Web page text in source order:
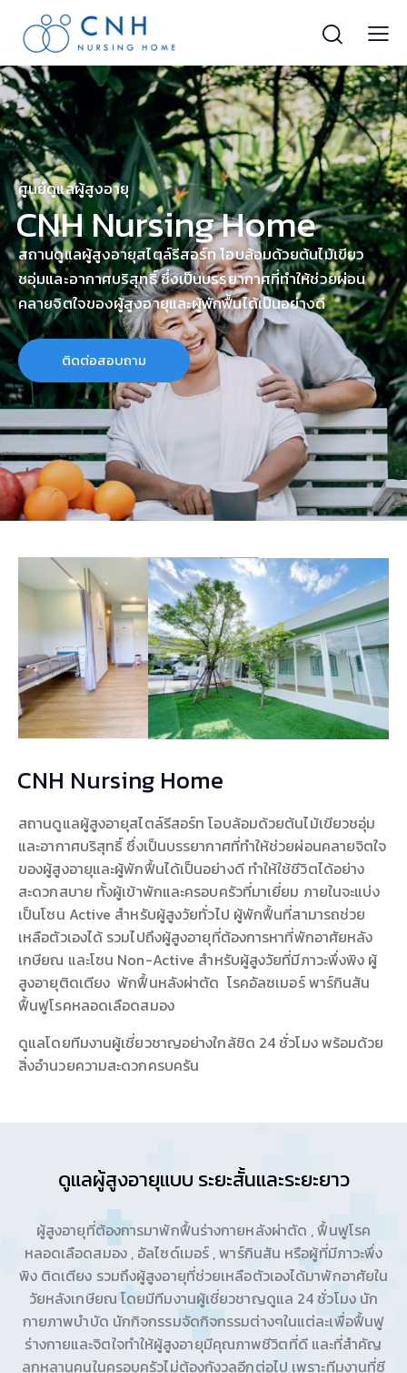
ศูนย์ดูแลผู้สูงอายุ
CNH Nursing Home
สถานดูแลผู้สูงอายุสไตล์รีสอร์ท โอบล้อมด้วยต้นไม้เขียว
ชอุ่มและอากาศบริสุทธิ์ ซึ่งเป็นบรรยากาศที่ทำให้ช่วยผ่อน
คลายจิตใจของผู้สูงอายุและผู้พักฟื้นได้เป็นอย่างดี
ติดต่อสอบถาม
CNH Nursing Home
สถานดูแลผู้สูงอายุสไตล์รีสอร์ท โอบล้อมด้วยต้นไม้เขียวชอุ่ม
และอากาศบริสุทธิ์ ซึ่งเป็นบรรยากาศที่ทำให้ช่วยผ่อนคลายจิตใจ
ของผู้สูงอายุและผู้พักฟื้นได้เป็นอย่างดี ทำให้ใช้ชีวิตได้อย่าง
สะดวกสบาย ทั้งผู้เข้าพักและครอบครัวที่มาเยี่ยม ภายในจะแบ่ง
เป็นโซน Active สำหรับผู้สูงวัยทั่วไป ผู้พักฟื้นที่สามารถช่วย
เหลือตัวเองได้ รวมไปถึงผู้สูงอายุที่ต้องการหาที่พักอาศัยหลัง
เกษียณ และโซน Non-Active สำหรับผู้สูงวัยที่มีภาวะพึ่งพิง ผู้
สูงอายุติดเตียง พักฟื้นหลังผ่าตัด โรคอัลซเมอร์ พาร์กินสัน
ฟื้นฟูโรคหลอดเลือดสมอง
ดูแลโดยทีมงานผู้เชี่ยวชาญอย่างใกล้ชิด 24 ชั่วโมง พร้อมด้วย
สิ่งอำนวยความสะดวกครบครัน
ดูแลผู้สูงอายุแบบ ระยะสั้นและระยะยาว
ผู้สูงอายุที่ต้องการมาพักฟื้นร่างกายหลังผ่าตัด , ฟื้นฟูโรค
หลอดเลือดสมอง , อัลไซด์เมอร์ , พาร์กินสัน หรือผู้ที่มีภาวะพึ่ง
พิง ติดเตียง รวมถึงผู้สูงอายุที่ช่วยเหลือตัวเองได้มาพักอาศัยใน
วัยหลังเกษียณ โดยมีทีมงานผู้เชี่ยวชาญดูแล 24 ชั่วโมง นัก
กายภาพบำบัด นักกิจกรรมจัดกิจกรรมต่างๆในแต่ละเพื่อฟื้นฟู
ร่างกายและจิตใจทำให้ผู้สูงอายุมีคุณภาพชีวิตที่ดี และที่สำคัญ
ลูกหลานคนในครอบครัวไม่ต้องกังวลอีกต่อไป เพราะทีมงานที่ซี